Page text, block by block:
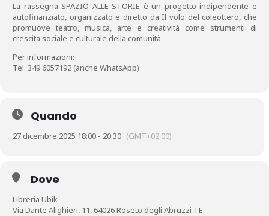
La rassegna SPAZIO ALLE STORIE è un progetto indipendente e
autofinanziato, organizzato e diretto da Il volo del coleottero, che
promuove teatro, musica, arte e creatività come strumenti di
crescita sociale e culturale della comunità.
Per informazioni:
Tel. 349 6057192 (anche WhatsApp)
Quando
27 dicembre 2025 18:00 - 20:30 (GMT+02:00)
Dove
Libreria Ubik
Via Dante Alighieri, 11, 64026 Roseto degli Abruzzi TE